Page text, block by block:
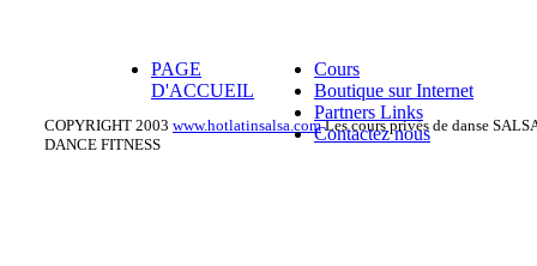
COPYRIGHT 2003 www.hotlatinsalsa.comLes cours privés de danse
DANCE FITNESS
Cours
Boutique sur Internet
Partners Links
Contactez nous
PAGE
D'ACCUEIL